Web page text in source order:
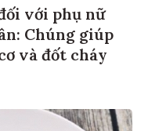
với phụ nữ
Chúng giúp
và đốt cháy